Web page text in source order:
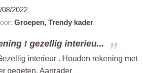
08/2022
Groepen, Trendy kader
! gezellig interieu...
interieur . Houden rekening met
gegeten. Aanrader